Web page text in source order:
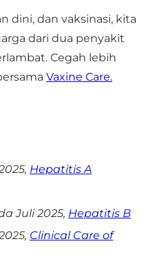
dini, dan vaksinasi, kita
dari dua penyakit
Cegah lebih
Vaxine Care.
Hepatitis A
Juli 2025, Hepatitis B
Clinical Care of